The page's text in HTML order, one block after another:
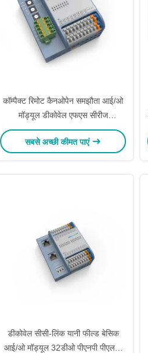
कॉम्पैक्ट रिमोट कैनओपेन समझौता आई/ओ
मॉड्यूल डीकोवेल एफएस सीरीज
सीए-8800-सी2एनएन
सबसे अच्छी कीमत पाएं
डीकोवेल सीसी-लिंक यानी फील्ड बेसिक
आई/ओ मॉड्यूल 32डीओ पीएनपी पीएलसी